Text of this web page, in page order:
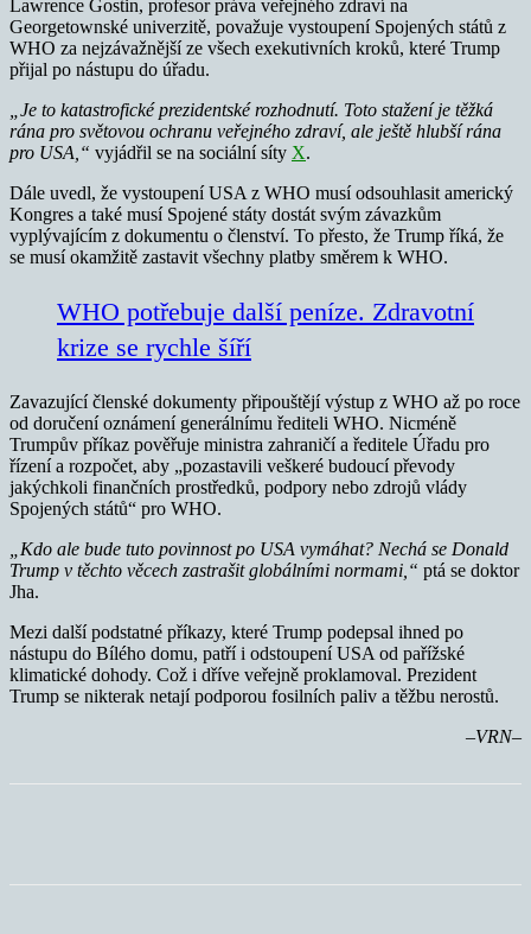
Lawrence Gostin, profesor práva veřejného zdraví na
Georgetownské univerzitě, považuje vystoupení Spojených států z
WHO za nejzávažnější ze všech exekutivních kroků, které Trump
přijal po nástupu do úřadu.
„Je to katastrofické prezidentské rozhodnutí. Toto stažení je těžká
rána pro světovou ochranu veřejného zdraví, ale ještě hlubší rána
pro USA,“ vyjádřil se na sociální síty X.
Dále uvedl, že vystoupení USA z WHO musí odsouhlasit americký
Kongres a také musí Spojené státy dostát svým závazkům
vyplývajícím z dokumentu o členství. To přesto, že Trump říká, že
se musí okamžitě zastavit všechny platby směrem k WHO.
WHO potřebuje další peníze. Zdravotní
krize se rychle šíří
Zavazující členské dokumenty připouštějí výstup z WHO až po roce
od doručení oznámení generálnímu řediteli WHO. Nicméně
Trumpův příkaz pověřuje ministra zahraničí a ředitele Úřadu pro
řízení a rozpočet, aby „pozastavili veškeré budoucí převody
jakýchkoli finančních prostředků, podpory nebo zdrojů vlády
Spojených států“ pro WHO.
„Kdo ale bude tuto povinnost po USA vymáhat? Nechá se Donald
Trump v těchto věcech zastrašit globálními normami,“ ptá se doktor
Jha.
Mezi další podstatné příkazy, které Trump podepsal ihned po
nástupu do Bílého domu, patří i odstoupení USA od pařížské
klimatické dohody. Což i dříve veřejně proklamoval. Prezident
Trump se nikterak netají podporou fosilních paliv a těžbu nerostů.
–VRN–